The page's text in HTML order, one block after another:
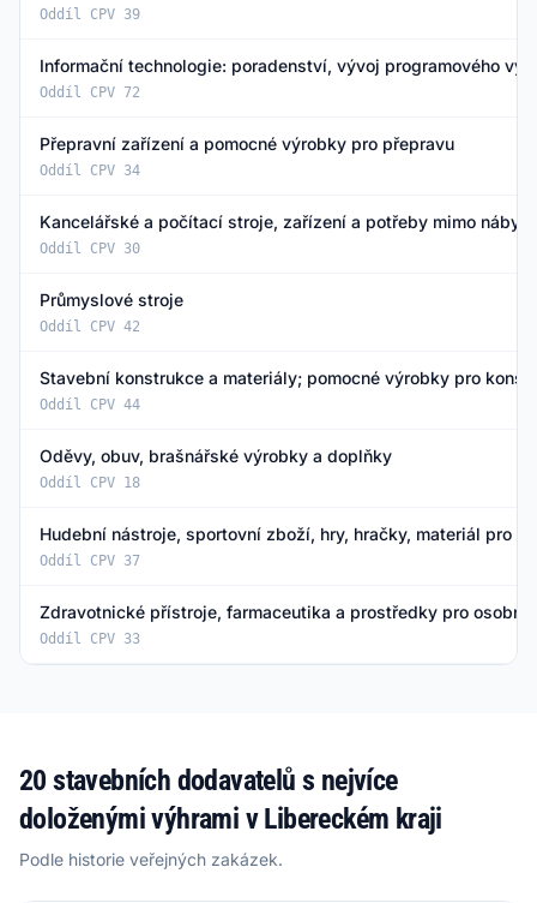
Oddíl CPV 39
Informační technologie: poradenství, vývoj programového
Oddíl CPV 72
Přepravní zařízení a pomocné výrobky pro přepravu
Oddíl CPV 34
Kancelářské a počítací stroje, zařízení a potřeby mimo
Oddíl CPV 30
Průmyslové stroje
Oddíl CPV 42
Stavební konstrukce a materiály; pomocné výrobky pro
Oddíl CPV 44
Oděvy, obuv, brašnářské výrobky a doplňky
Oddíl CPV 18
Hudební nástroje, sportovní zboží, hry, hračky, materiál pro
Oddíl CPV 37
Zdravotnické přístroje, farmaceutika a prostředky pro osobní
Oddíl CPV 33
20 stavebních dodavatelů s nejvíce
doloženými výhrami v Libereckém kraji
Podle historie veřejných zakázek.